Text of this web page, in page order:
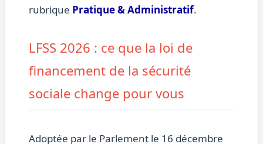
rubrique Pratique & Administratif.
LFSS 2026 : ce que la loi de
financement de la sécurité
sociale change pour vous
Adoptée par le Parlement le 16 décembre